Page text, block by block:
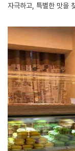
자극하고, 특별한 맛을